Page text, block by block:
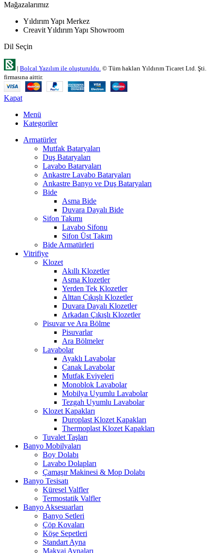
Mağazalarımız
Yıldırım Yapı Merkez
Creavit Yıldırım Yapı Showroom
Dil Seçin
| Bolcal Yazılım ile oluşturuldu. © Tüm hakları Yıldırım Ticaret Ltd. Şti.
firmasına aittir.
Kapat
Menü
Kategoriler
Armatürler
Mutfak Bataryaları
Duş Bataryaları
Lavabo Bataryaları
Ankastre Lavabo Bataryaları
Ankastre Banyo ve Duş Bataryaları
Bide
Asma Bide
Duvara Dayalı Bide
Sifon Takımı
Lavabo Sifonu
Sifon Üst Takım
Bide Armatürleri
Vitrifiye
Klozet
Akıllı Klozetler
Asma Klozetler
Yerden Tek Klozetler
Alttan Çıkışlı Klozetler
Duvara Dayalı Klozetler
Arkadan Çıkışlı Klozetler
Pisuvar ve Ara Bölme
Pisuvarlar
Ara Bölmeler
Lavabolar
Ayaklı Lavabolar
Çanak Lavabolar
Mutfak Eviyeleri
Monoblok Lavabolar
Mobilya Uyumlu Lavabolar
Tezgah Uyumlu Lavabolar
Klozet Kapakları
Duroplast Klozet Kapakları
Thermoplast Klozet Kapakları
Tuvalet Taşları
Banyo Mobilyaları
Boy Dolabı
Lavabo Dolapları
Çamaşır Makinesi & Mop Dolabı
Banyo Tesisatı
Küresel Valfler
Termostatik Valfler
Banyo Aksesuarları
Banyo Setleri
Çöp Kovaları
Köşe Sepetleri
Standart Ayna
Makyaj Aynaları